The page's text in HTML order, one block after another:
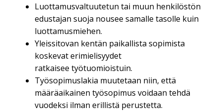
Luottamusvaltuutetun tai muun henkilöstön
edustajan suoja nousee samalle tasolle kuin
luottamusmiehen.
Yleissitovan kentän paikallista sopimista
koskevat erimielisyydet
ratkaisee työtuomioistuin.
Työsopimuslakia muutetaan niin, että
määräaikainen työsopimus voidaan tehdä
vuodeksi ilman erillistä perustetta.